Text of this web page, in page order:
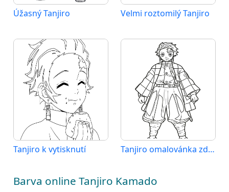
Úžasný Tanjiro Velmi roztomilý Tanjiro
Tanjiro k vytisknutí Tanjiro omalovánka zdarma
Barva online Tanjiro Kamado